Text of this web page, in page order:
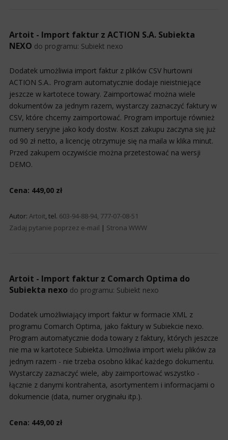
Artoit - Import faktur z ACTION S.A. Subiekta
NEXO do programu: Subiekt nexo
Dodatek umożliwia import faktur z plików CSV hurtowni
ACTION S.A.. Program automatycznie dodaje nieistniejące
jeszcze w kartotece towary. Zaimportować można wiele
dokumentów za jednym razem, wystarczy zaznaczyć faktury w
CSV, które chcemy zaimportować. Program importuje również
numery seryjne jako kody dostw. Koszt zakupu zaczyna się już
od 90 zł netto, a licencję otrzymuje się na maila w klika minut.
Przed zakupem oczywiście można przetestować na wersji
DEMO.
Cena: 449,00 zł
Autor: Artoit, tel. 603-94-88-94, 777-07-08-51
Zadaj pytanie poprzez e-mail | Strona WWW
Artoit - Import faktur z Comarch Optima do
Subiekta nexo do programu: Subiekt nexo
Dodatek umożliwiający import faktur w formacie XML z
programu Comarch Optima, jako faktury w Subiekcie nexo.
Program automatycznie doda towary z faktury, których jeszcze
nie ma w kartotece Subiekta. Umożliwia import wielu plików za
jednym razem - nie trzeba osobno klikać każdego dokumentu.
Wystarczy zaznaczyć wiele, aby zaimportować wszystko -
łącznie z danymi kontrahenta, asortymentem i informacjami o
dokumencie (data, numer oryginału itp.).
Cena: 449,00 zł